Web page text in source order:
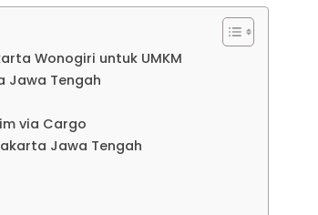
Wonogiri untuk UMKM
Jawa Tengah
via Cargo
Jawa Tengah